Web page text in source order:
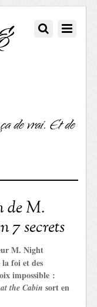
de vrai. Et de
de M.
7 secrets
M. Night
foi et des
impossible :
the Cabinsort en